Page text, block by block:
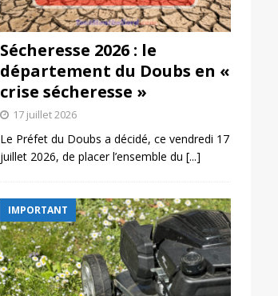
Sécheresse 2026 : le
département du Doubs en «
crise sécheresse »
17 juillet 2026
Le Préfet du Doubs a décidé, ce vendredi 17
juillet 2026, de placer l’ensemble du [...]
IMPORTANT